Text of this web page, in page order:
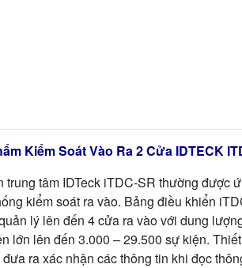
Kiểm Soát Vào Ra 2 Cửa IDTECK
trung tâm IDTeck iTDC-SR thường được
kiểm soát ra vào. Bảng điều khiển
lý lên đến 4 cửa ra vào với dung
lớn lên đến 3.000 – 29.500 sự kiện.
ra xác nhận các thông tin khi đọc